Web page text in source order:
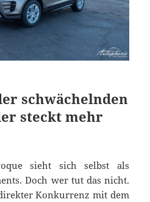
schwächelnden
steckt mehr
sieht sich selbst als
Doch wer tut das nicht.
Konkurrenz mit dem